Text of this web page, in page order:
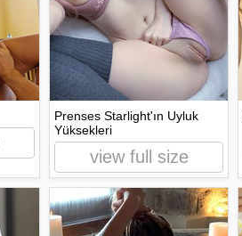
Prenses Starlight'ın Uyluk
Yüksekleri
view full size